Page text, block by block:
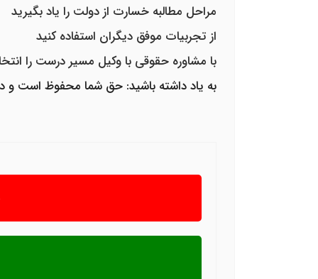
مراحل مطالبه خسارت از دولت را یاد بگیرید
از تجربیات موفق دیگران استفاده کنید
با مشاوره حقوقی با وکیل مسیر درست را
به یاد داشته باشید: حق شما محفوظ است و